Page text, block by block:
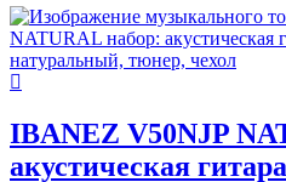
IBANEZ V50NJP
акустическая